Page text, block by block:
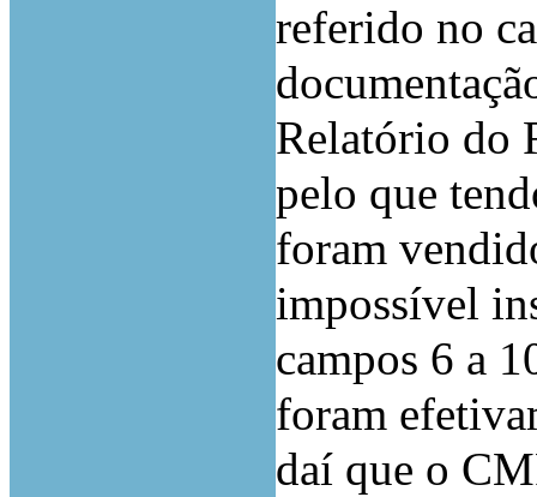
referido no
Relatório do
pelo que
foram
impossível
campos 6 a
foram
daí que o